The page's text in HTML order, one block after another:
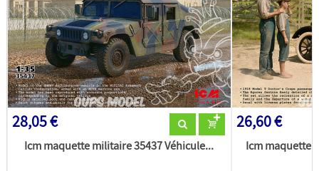
28,05 €
Icm maquette militaire 35437 Véhicule...
26,60 €
Icm maquette